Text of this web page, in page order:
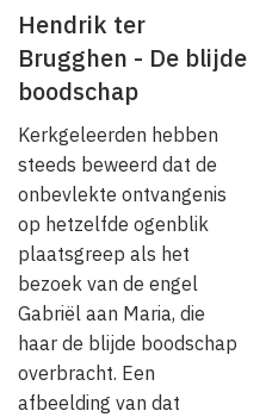
Hendrik ter
Brugghen - De blijde
boodschap
Kerkgeleerden hebben
steeds beweerd dat de
onbevlekte ontvangenis
op hetzelfde ogenblik
plaatsgreep als het
bezoek van de engel
Gabriël aan Maria, die
haar de blijde boodschap
overbracht. Een
afbeelding van dat